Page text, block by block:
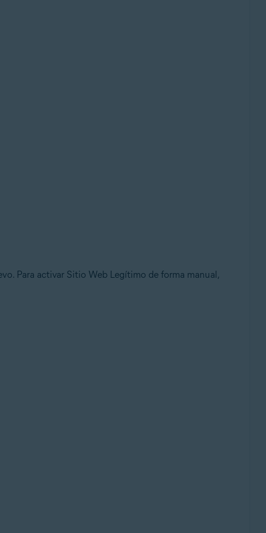
Para activar Sitio Web Legítimo de forma manual,